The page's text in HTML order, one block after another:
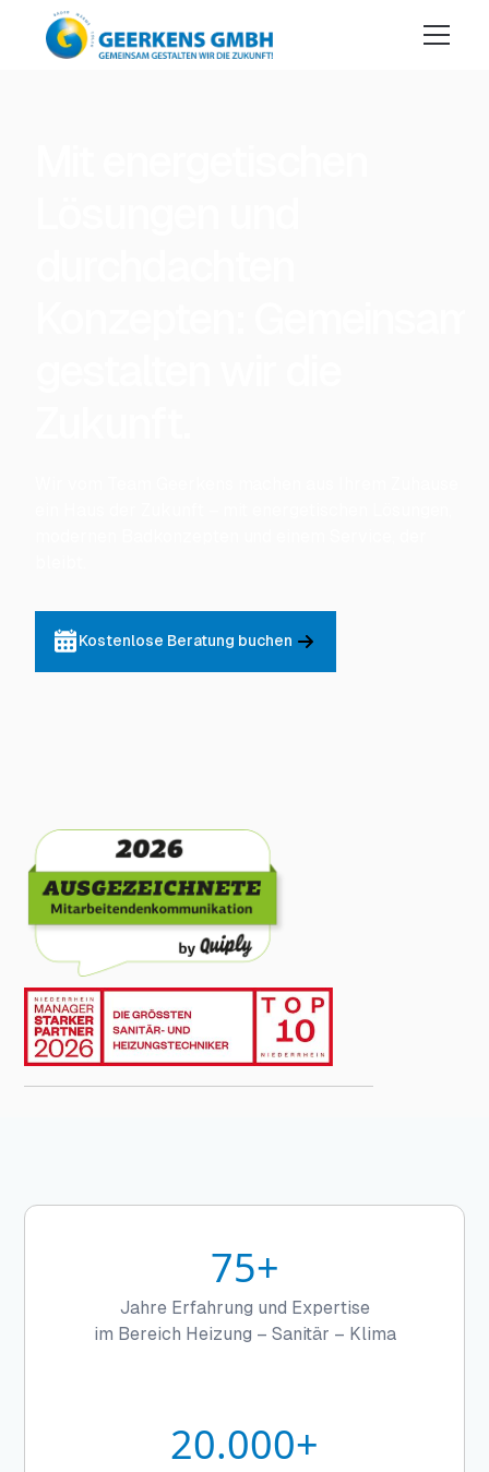
Kostenlose Beratung buchen
75+
Jahre Erfahrung und Expertise
im Bereich Heizung – Sanitär – Klima
20.000+